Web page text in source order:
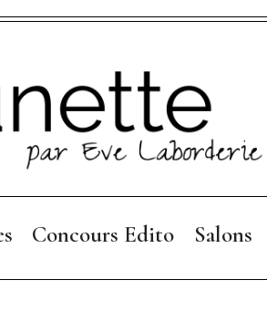
26
Concours Edito
Règlement
Salons